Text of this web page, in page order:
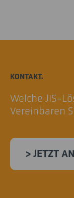
KONTAKT.
Welche JIS-
Vereinbaren
> JETZT